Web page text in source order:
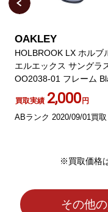
OAKLEY
HOLBROOK LX ホルブ
エルエックス サングラ
OO2038-01 フレーム
Black Iridium
買取実績 2,000円
ABランク 2020/09/01買取
※買取価格
その他